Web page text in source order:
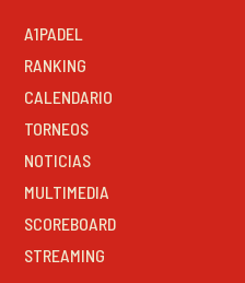
A1PADEL
RANKING
CALENDARIO
TORNEOS
NOTICIAS
MULTIMEDIA
SCOREBOARD
STREAMING